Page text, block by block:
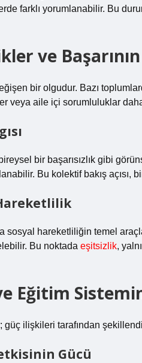
farklı yorumlanabilir. Bu
ve
bir olgudur. Bazı
veya aile içi sorumluluklar
bir başarısızlık gibi
Bu kolektif bakış açısı,
sosyal hareketliliğin temel
Bu noktada eşitsizlik,
Eğitim
güç ilişkileri tarafından
Gücü